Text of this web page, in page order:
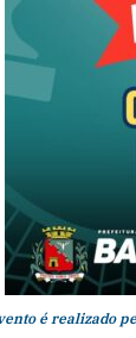
é realizado